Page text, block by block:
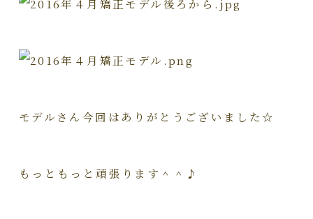
モデルさん今回はありがとうございました☆
もっともっと頑張ります＾＾♪